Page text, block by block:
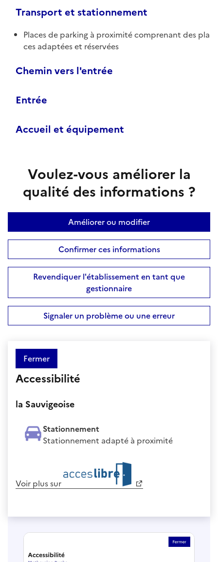
Transport et stationnement
Places de parking à proximité comprenant des pla
ces adaptées et réservées
Chemin vers l'entrée
Entrée
Accueil et équipement
Voulez-vous améliorer la
qualité des informations ?
Améliorer ou modifier
Confirmer ces informations
Revendiquer l'établissement en tant que
gestionnaire
Signaler un problème ou une erreur
Fermer
Accessibilité
la Sauvigeoise
Stationnement
Stationnement adapté à proximité
Voir plus sur